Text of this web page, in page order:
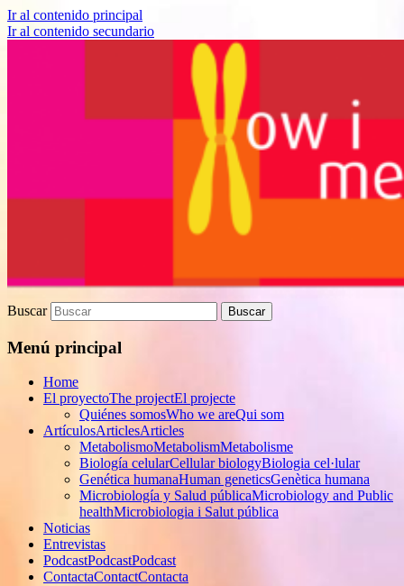
Ir al contenido principal
Ir al contenido secundario
How I met your genes
Proyecto de divulgación científica sobre
Buscar
Menú principal
Home
El proyectoThe projectEl projecte
Quiénes somosWho we areQui som
ArtículosArticlesArticles
MetabolismoMetabolismMetabolisme
Biología celularCellular biologyBiologia cel·lular
Genética humanaHuman geneticsGenètica humana
Microbiología y Salud públicaMicrobiology and Public
healthMicrobiologia i Salut pública
Noticias
Entrevistas
PodcastPodcastPodcast
ContactaContactContacta